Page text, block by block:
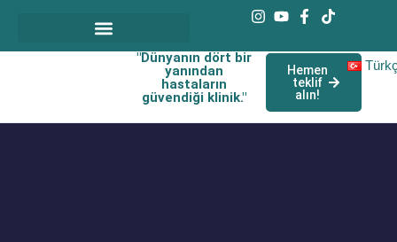
"Dünyanın dört bir
yanından
hastaların
güvendiği klinik."
Hemen
teklif
alın!